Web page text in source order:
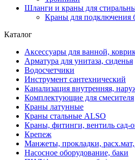
Шланги и краны для
Краны для подключения
Каталог
Аксессуары для ванной,
Арматура для унитаза, сиденья
Водосчетчики
Инструмент сантехнический
Канализация внутренняя,
Комплектующие для смесителя
Краны латунные
Краны стальные ALSO
Краны, фитинги, вентиль сад-
Крепеж
Манжеты, прокладки, расх.мат,
Насосное оборудование, баки